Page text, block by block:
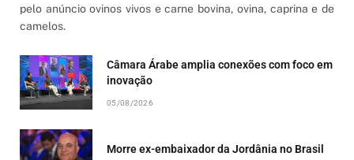
pelo anúncio ovinos vivos e carne bovina, ovina, caprina e de
camelos.
Câmara Árabe amplia conexões com foco em
inovação
05/08/2026
Morre ex-embaixador da Jordânia no Brasil